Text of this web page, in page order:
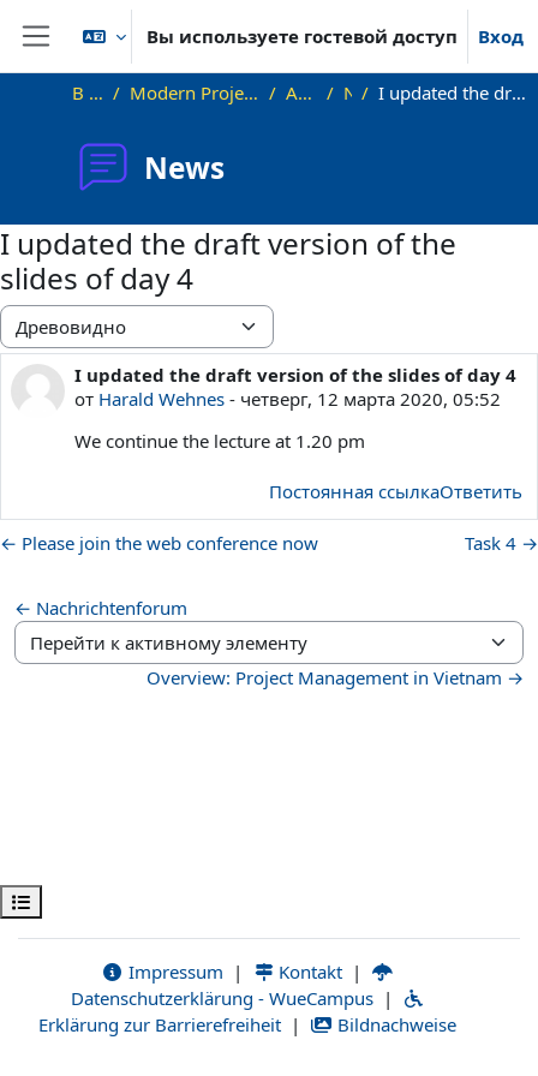
Перейти к основному содержанию
Боковая панель
Вы используете гостевой доступ Вход
Открыть оглавление курса
В начало Modern Project Management in ICT, HUST Allgemeines News I updated the draft version of the slides of day 4
News
I updated the draft version of the
slides of day 4
Режим отображения
I updated the draft version of the slides of day 4
от Harald Wehnes - четверг, 12 марта 2020, 05:52
Количество ответов: 0
We continue the lecture at 1.20 pm
Постоянная ссылкаОтветить
← Please join the web conference now Task 4 →
← Nachrichtenforum
Перейти к активному элементу
Overview: Project Management in Vietnam →
Impressum | Kontakt |
Datenschutzerklärung - WueCampus |
Erklärung zur Barrierefreiheit | Bildnachweise